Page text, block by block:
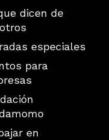
dicen de
especiales
para
en